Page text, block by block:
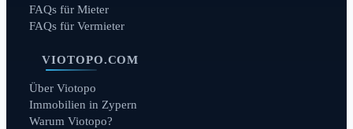
FAQs für Mieter
FAQs für Vermieter
VIOTOPO.COM
Über Viotopo
Immobilien in Zypern
Warum Viotopo?